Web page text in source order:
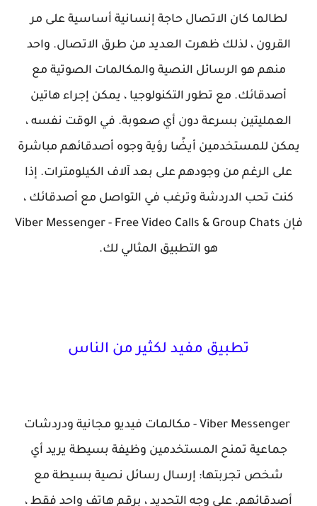
لطالما كان الاتصال حاجة إنسانية أساسية على مر
القرون ، لذلك ظهرت العديد من طرق الاتصال. واحد
منهم هو الرسائل النصية والمكالمات الصوتية مع
أصدقائك. مع تطور التكنولوجيا ، يمكن إجراء هاتين
العمليتين بسرعة دون أي صعوبة. في الوقت نفسه ،
يمكن للمستخدمين أيضًا رؤية وجوه أصدقائهم مباشرة
على الرغم من وجودهم على بعد آلاف الكيلومترات. إذا
كنت تحب الدردشة وترغب في التواصل مع أصدقائك ،
فإن Viber Messenger - Free Video Calls & Group Chats
هو التطبيق المثالي لك.
تطبيق مفيد لكثير من الناس
Viber Messenger - مكالمات فيديو مجانية ودردشات
جماعية تمنح المستخدمين وظيفة بسيطة يريد أي
شخص تجربتها: إرسال رسائل نصية بسيطة مع
أصدقائهم. على وجه التحديد ، برقم هاتف واحد فقط ،